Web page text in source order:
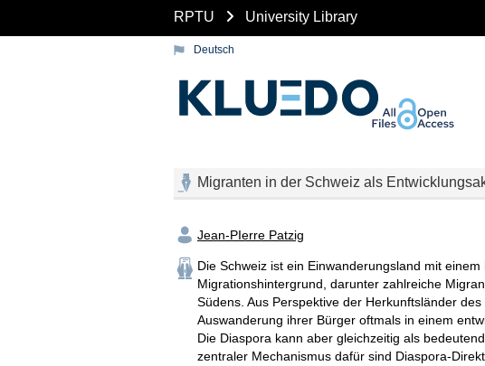
RPTU University Library
Deutsch
Migranten in der Schweiz als
Jean-PIerre Patzig
Die Schweiz ist ein Einwanderungsland mit
Migrationshintergrund, darunter zahlreiche
Südens. Aus Perspektive der Herkunftsländer
Auswanderung ihrer Bürger oftmals in einem
Die Diaspora kann aber gleichzeitig als
zentraler Mechanismus dafür sind Diaspora-